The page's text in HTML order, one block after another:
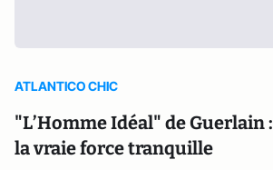
ATLANTICO CHIC
"L’Homme Idéal" de Guerlain :
la vraie force tranquille